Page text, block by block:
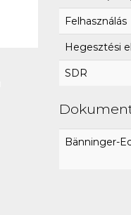
Felhasználás
Hegesztési
SDR
Bänninger-